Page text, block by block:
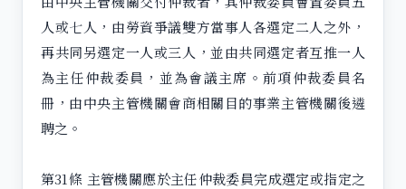
人或七人，由勞資爭議雙方當事人各選定二人之外，
再共同另選定一人或三人，並由共同選定者互推一人
為主任仲裁委員，並為會議主席。前項仲裁委員名
冊，由中央主管機關會商相關目的事業主管機關後遴
聘之。
第31條 主管機關應於主任仲裁委員完成選定或指定之